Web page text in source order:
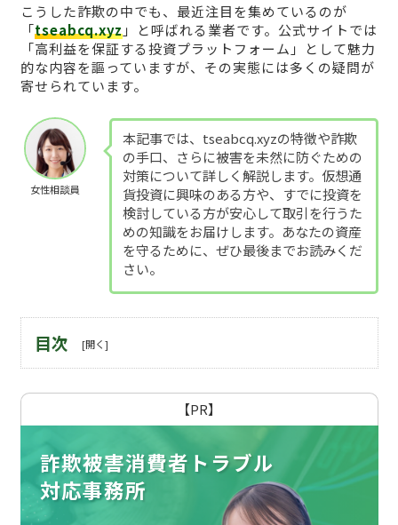
こうした詐欺の中でも、最近注目を集めているのが
「tseabcq.xyz」と呼ばれる業者です。公式サイトでは
「高利益を保証する投資プラットフォーム」として魅力
的な内容を謳っていますが、その実態には多くの疑問が
寄せられています。
女性相談員
本記事では、tseabcq.xyzの特徴や詐欺
の手口、さらに被害を未然に防ぐための
対策について詳しく解説します。仮想通
貨投資に興味のある方や、すでに投資を
検討している方が安心して取引を行うた
めの知識をお届けします。あなたの資産
を守るために、ぜひ最後までお読みくだ
さい。
目次
【PR】
詐欺被害消費者トラブル
対応事務所